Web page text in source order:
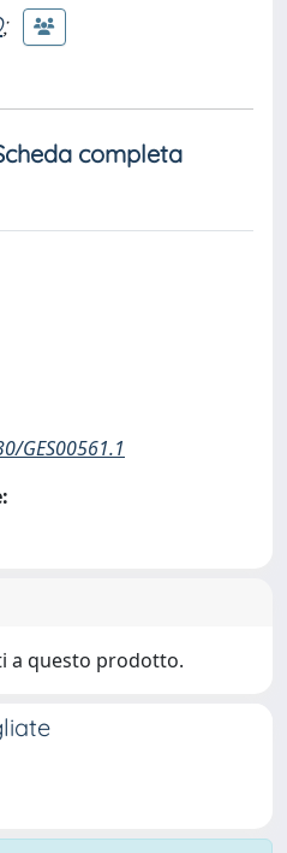
;
completa
GES00561.1
a questo prodotto.